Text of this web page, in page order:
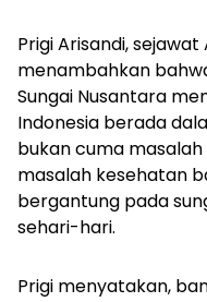
Prigi Arisandi,
menambahkan
Sungai Nusantara
Indonesia berada
bukan cuma
masalah kesehatan
bergantung pada
sehari-hari.
Prigi menyatakan,